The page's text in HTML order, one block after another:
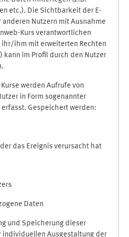
etc.). Die Sichtbarkeit der E-
Nutzern mit Ausnahme
Kurs verantwortlichen
ihr/ihm mit erweiterten Rechten
kann im Profil durch den Nutzer
werden Aufrufe von
in Form sogenannter
Gespeichert werden:
das Ereignis verursacht hat
Daten
und Speicherung dieser
individuellen Ausgestaltung der